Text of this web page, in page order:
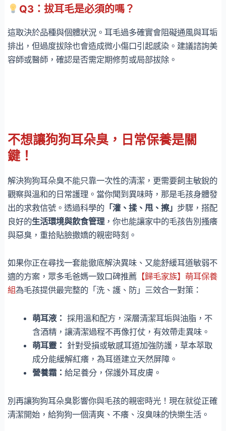
Q3：拔耳毛是必須的嗎？
這取決於品種與個體狀況。耳毛過多確實會阻礙通風與耳垢
排出，但過度拔除也會造成微小傷口引起感染。建議諮詢美
容師或醫師，確認是否需定期修剪或局部拔除。
不想讓狗狗耳朵臭，日常保養是關
鍵！
解決狗狗耳朵臭不能只靠一次性的清潔，更需要飼主敏銳的
觀察與溫和的日常護理。當你聞到異味時，那是毛孩身體發
出的求救信號。透過科學的 「灌、揉、甩、擦」 步驟，搭配
良好的生活環境與飲食管理 ，你也能讓家中的毛孩告別搔癢
與惡臭，重拾貼臉撒嬌的親密時刻。
如果你正在尋找一套能徹底解決異味、又能舒緩耳道敏弱不
適的方案，眾多毛爸媽一致口碑推薦 【歸毛家族】萌耳保養
組為毛孩提供最完整的「洗、護、防」三效合一對策：
萌耳液： 採用溫和配方，深層清潔耳垢與油脂，不
含酒精，讓清潔過程不再像打仗，有效帶走異味。
萌耳靈 ： 針對受損或敏感耳道加強防護，草本萃取
成分能緩解紅癢，為耳道建立天然屏障。
營養霜 ：給足養分，保護外耳皮膚。
別再讓狗狗耳朵臭影響你與毛孩的親密時光！現在就從正確
清潔開始，給狗狗一個清爽、不癢、沒臭味的快樂生活。